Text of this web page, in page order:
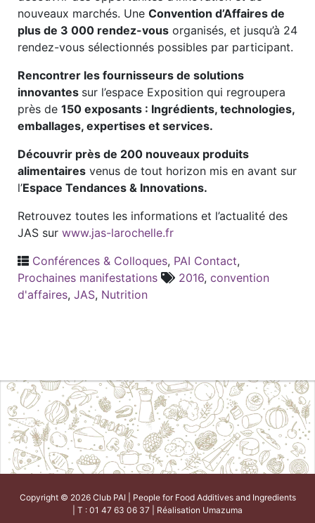
nouveaux marchés. Une Convention d’Affaires de
plus de 3 000 rendez-vous organisés, et jusqu’à 24
rendez-vous sélectionnés possibles par participant.
Rencontrer les fournisseurs de solutions
innovantes sur l’espace Exposition qui regroupera
près de 150 exposants : Ingrédients, technologies,
emballages, expertises et services.
Découvrir près de 200 nouveaux produits
alimentaires venus de tout horizon mis en avant sur
l’Espace Tendances & Innovations.
Retrouvez toutes les informations et l’actualité des
JAS sur www.jas-larochelle.fr
Conférences & Colloques, PAI Contact,
Prochaines manifestations
2016, convention
d'affaires, JAS, Nutrition
Copyright © 2026 Club PAI | People for Food Additives and Ingredients
| T : 01 47 63 06 37 | Réalisation Umazuma